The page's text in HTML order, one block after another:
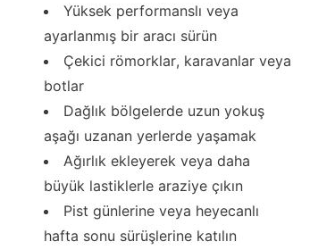
Yüksek performanslı veya
ayarlanmış bir aracı sürün
Çekici römorklar, karavanlar veya
botlar
Dağlık bölgelerde uzun yokuş
aşağı uzanan yerlerde yaşamak
Ağırlık ekleyerek veya daha
büyük lastiklerle araziye çıkın
Pist günlerine veya heyecanlı
hafta sonu sürüşlerine katılın